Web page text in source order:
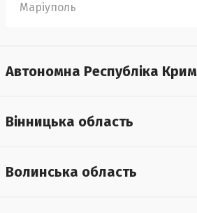
Маріуполь
Автономна Республіка Крим
Вінницька область
Волинська область